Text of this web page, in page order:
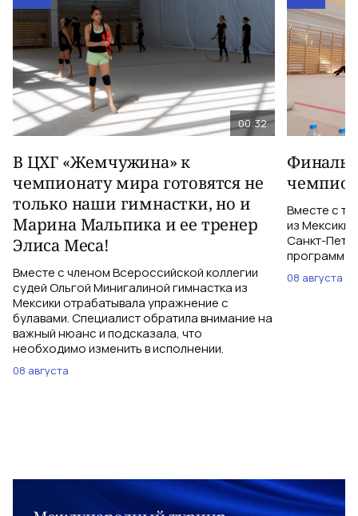
00:32
В ЦХГ «Жемчужина» к
чемпионату мира готовятся не
только наши гимнастки, но и
Марина Мальпика и ее тренер
Элиса Меса!
Вместе с членом Всероссийской коллегии
судей Ольгой Минигалиной гимнастка из
Мексики отрабатывала упражнение с
булавами. Специалист обратила внимание на
важный нюанс и подсказала, что
необходимо изменить в исполнении.
08 августа
Вместе с
из Мексики
Санкт-
программе
08 августа